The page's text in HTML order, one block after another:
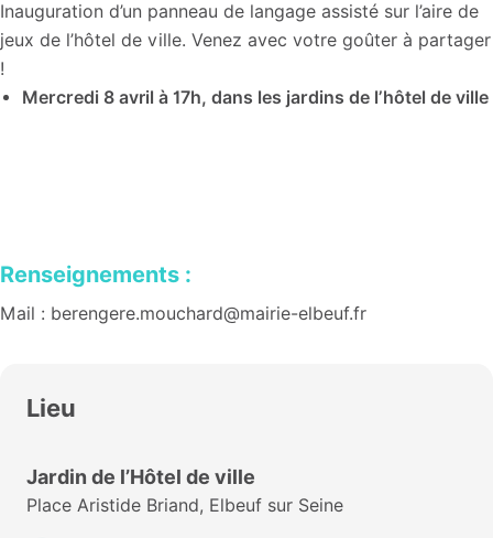
Inauguration d’un panneau de langage assisté sur l’aire de
jeux de l’hôtel de ville. Venez avec votre goûter à partager
!
Mercredi 8 avril à 17h, dans les jardins de l’hôtel de ville
Renseignements :
Mail : berengere.mouchard@mairie-elbeuf.fr
Lieu
Jardin de l’Hôtel de ville
Place Aristide Briand, Elbeuf sur Seine